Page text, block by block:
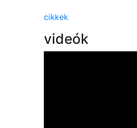
cikkek
videók